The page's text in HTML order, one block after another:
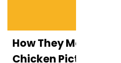
How They
Chicken Pictures